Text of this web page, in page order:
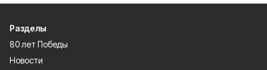
Разделы
80 лет Победы
Новости